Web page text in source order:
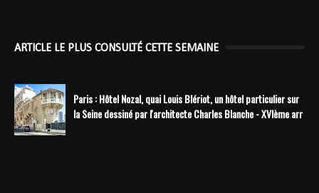
ARTICLE LE PLUS CONSULTÉ CETTE SEMAINE
Paris : Hôtel Nozal, quai Louis Blériot, un hôtel particulier sur
la Seine dessiné par l'architecte Charles Blanche - XVIème arr